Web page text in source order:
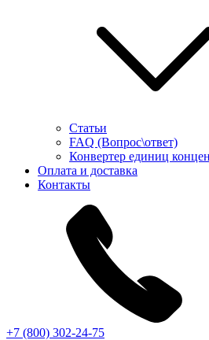
Статьи
FAQ (Вопрос\ответ)
Конвертер единиц
Оплата и доставка
Контакты
+7 (800) 302-24-75